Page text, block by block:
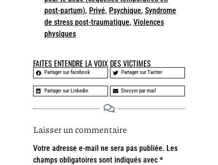
post-partum), Privé, Psychique, Syndrome
de stress post-traumatique, Violences
physiques
FAITES ENTENDRE LA VOIX DES VICTIMES
Partager sur facebook Partager sur Twitter
Partager sur Linkedin Envoyer par mail
Laisser un commentaire
Votre adresse e-mail ne sera pas publiée. Les
champs obligatoires sont indiqués avec *